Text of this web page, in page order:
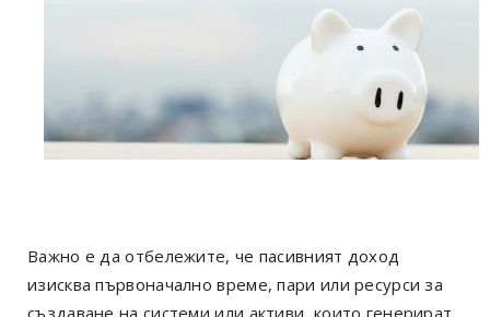
Важно е да отбележите, че пасивният доход
изисква първоначално време, пари или ресурси за
създаване на системи или активи, които генерират